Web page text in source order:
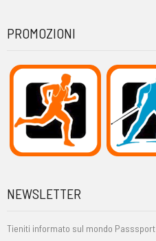
PROMOZIONI
NEWSLETTER
Tieniti informato sul mondo Passsport